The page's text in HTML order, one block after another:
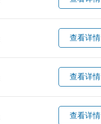
查看详情
查看详情
查看详情